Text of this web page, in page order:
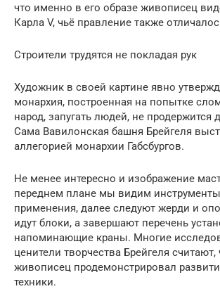
что именно в его образе живописец
Карла V, чьё правление также
Строители трудятся не покладая рук
Художник в своей картине явно
монархия, построенная на попытке
народ, запугать людей, не продержится
Сама Вавилонская башня Брейгеля
аллегорией монархии Габсбургов.
Не менее интересно и изображение
переднем плане мы видим инструменты
применения, далее следуют жерди и
идут блоки, а завершают перечень
напоминающие краны. Многие
ценители творчества Брейгеля
живописец продемонстрировал
техники.